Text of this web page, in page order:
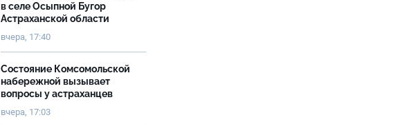
в селе Осыпной Бугор
Астраханской области
вчера, 17:40
Состояние Комсомольской
набережной вызывает
вопросы у астраханцев
вчера, 17:03